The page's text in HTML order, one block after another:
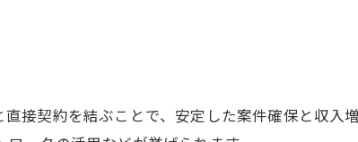
接契約を結ぶことで、安定した案件確保と収入増